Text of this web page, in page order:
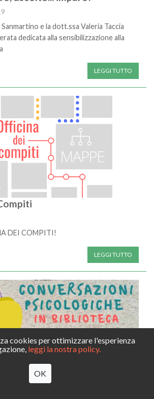
e la dott.ssa Valeria Taccia
dedicata alla sensibilizzazione alla
LEGGI TUTTO
DEI COMPITI!
LEGGI TUTTO
psicologiche in biblioteca
cookies per ottimizzare l'esperienza
leggi la nostra policy.
OK